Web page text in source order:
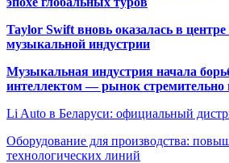
Taylor Swift вновь оказалась в
музыкальной индустрии
Музыкальная индустрия начала
интеллектом — рынок стремительно
Li Auto в Беларуси: официальный
Оборудование для производства:
технологических линий